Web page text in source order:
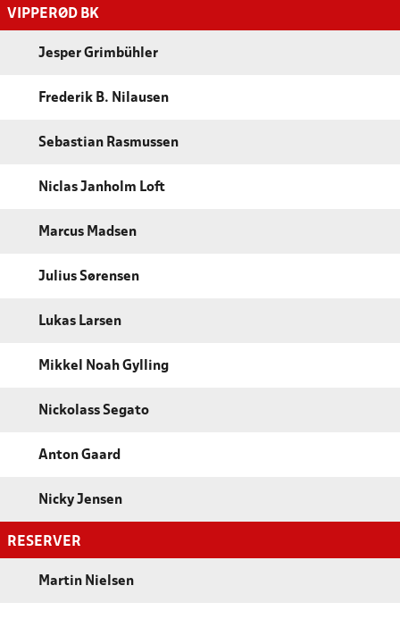
VIPPERØD BK
Jesper Grimbühler
Frederik B. Nilausen
Sebastian Rasmussen
Niclas Janholm Loft
Marcus Madsen
Julius Sørensen
Lukas Larsen
Mikkel Noah Gylling
Nickolass Segato
Anton Gaard
Nicky Jensen
RESERVER
Martin Nielsen